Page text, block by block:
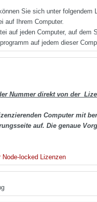
Sie sich unter folgendem
auf Ihrem Computer.
auf jeden Computer, auf
auf jedem dieser
Nummer direkt von der
Computer mit
auf. Die genaue
Node-locked Lizenzen